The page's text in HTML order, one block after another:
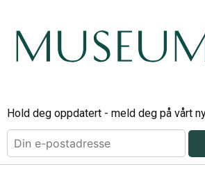
Hold deg oppdatert - meld deg på vårt